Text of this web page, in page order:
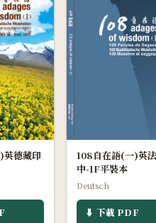
英德藏印
108自在語(一)英
中-1F平裝本
Deutsch
⬇ 下載 PDF